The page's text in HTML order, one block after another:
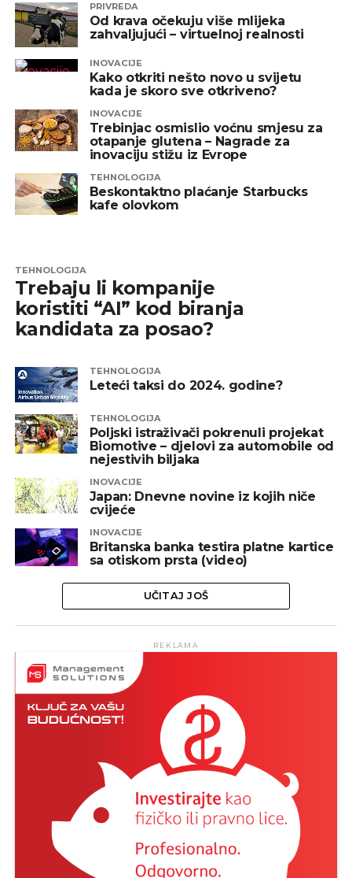
PRIVREDA
Od krava očekuju više mlijeka
zahvaljujući – virtuelnoj realnosti
INOVACIJE
Kako otkriti nešto novo u svijetu
kada je skoro sve otkriveno?
INOVACIJE
Trebinjac osmislio voćnu smjesu za
otapanje glutena – Nagrade za
inovaciju stižu iz Evrope
TEHNOLOGIJA
Beskontaktno plaćanje Starbucks
kafe olovkom
TEHNOLOGIJA
Trebaju li kompanije
koristiti “AI” kod biranja
kandidata za posao?
TEHNOLOGIJA
Leteći taksi do 2024. godine?
TEHNOLOGIJA
Poljski istraživači pokrenuli projekat
Biomotive – djelovi za automobile od
nejestivih biljaka
INOVACIJE
Japan: Dnevne novine iz kojih niče
cvijeće
INOVACIJE
Britanska banka testira platne kartice
sa otiskom prsta (video)
UČITAJ JOŠ
REKLAMA